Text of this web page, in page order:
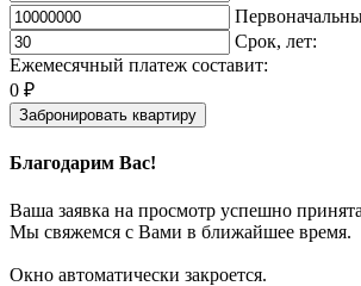
Срок, лет:
Ежемесячный платеж составит:
0 ₽
Забронировать квартиру
Благодарим Вас!
Ваша заявка на просмотр успешно
Мы свяжемся с Вами в ближайшее время.
Окно автоматически закроется.